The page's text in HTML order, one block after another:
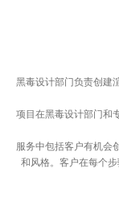
黑毒设计部门负责创建
项目在黑毒设计部门和
服务中包括客户有机会
和风格。客户在每个